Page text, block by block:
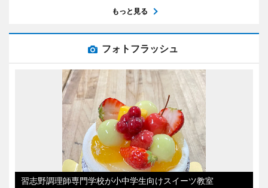
もっと見る
フォトフラッシュ
習志野調理師専門学校が小中学生向けスイーツ教室